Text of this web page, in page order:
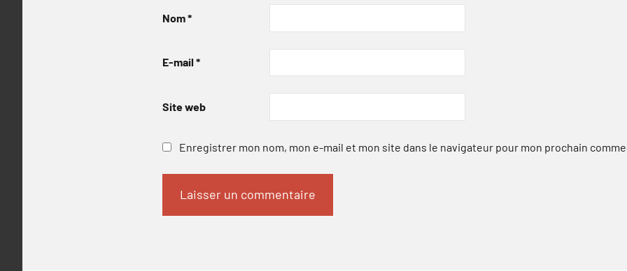
Nom*
E-mail *
Site web
Enregistrer mon nom, mon e-mail et mon site dans le navigateur pour mon prochain